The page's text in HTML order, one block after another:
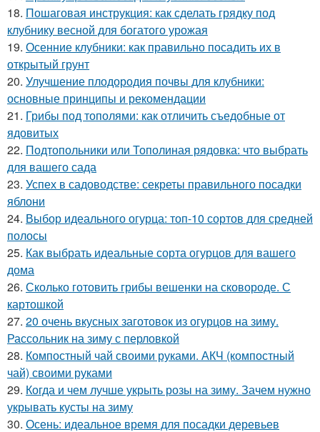
18. Пошаговая инструкция: как сделать грядку под
клубнику весной для богатого урожая
19. Осенние клубники: как правильно посадить их в
открытый грунт
20. Улучшение плодородия почвы для клубники:
основные принципы и рекомендации
21. Грибы под тополями: как отличить съедобные от
ядовитых
22. Подтопольники или Тополиная рядовка: что выбрать
для вашего сада
23. Успех в садоводстве: секреты правильного посадки
яблони
24. Выбор идеального огурца: топ-10 сортов для средней
полосы
25. Как выбрать идеальные сорта огурцов для вашего
дома
26. Сколько готовить грибы вешенки на сковороде. С
картошкой
27. 20 очень вкусных заготовок из огурцов на зиму.
Рассольник на зиму с перловкой
28. Компостный чай своими руками. АКЧ (компостный
чай) своими руками
29. Когда и чем лучше укрыть розы на зиму. Зачем нужно
укрывать кусты на зиму
30. Осень: идеальное время для посадки деревьев